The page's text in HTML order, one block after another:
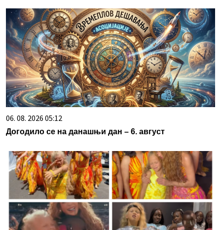
06. 08. 2026 05:12
Догодило се на данашњи дан – 6. август